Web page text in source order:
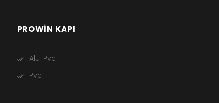
PROWIN KAPI
Alu-Pvc
Pvc